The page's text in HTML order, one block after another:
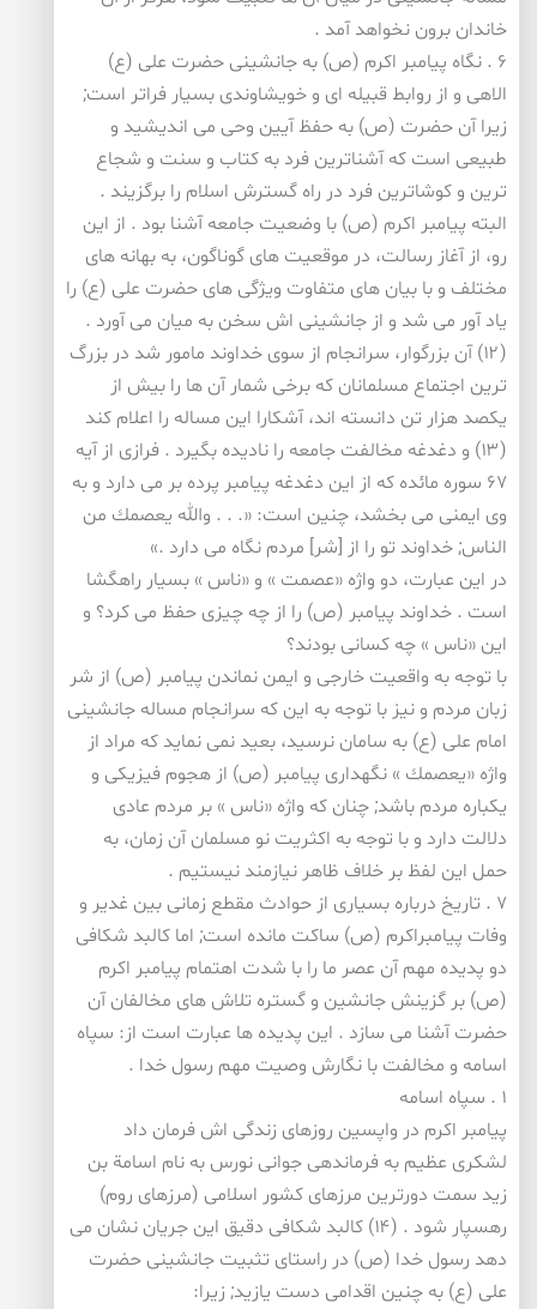
خاندان برون نخواهد آمد .
۶ . نگاه پیامبر اكرم (ص) به جانشینی حضرت علی (ع)
الاهی و از روابط قبیله ای و خویشاوندی بسیار فراتر است;
زیرا آن حضرت (ص) به حفظ آیین وحی می اندیشید و
طبیعی است كه آشناترین فرد به كتاب و سنت و شجاع
ترین و كوشاترین فرد در راه گسترش اسلام را برگزیند .
البته پیامبر اكرم (ص) با وضعیت جامعه آشنا بود . از این
رو، از آغاز رسالت، در موقعیت های گوناگون، به بهانه های
مختلف و با بیان های متفاوت ویژگی های حضرت علی (ع) را
یاد آور می شد و از جانشینی اش سخن به میان می آورد .
(۱۲) آن بزرگوار، سرانجام از سوی خداوند مامور شد در بزرگ
ترین اجتماع مسلمانان كه برخی شمار آن ها را بیش از
یكصد هزار تن دانسته اند، آشكارا این مساله را اعلام كند
(۱۳) و دغدغه مخالفت جامعه را نادیده بگیرد . فرازی از آیه
۶۷ سوره مائده كه از این دغدغه پیامبر پرده بر می دارد و به
وی ایمنی می بخشد، چنین است: «. . . والله یعصمك من
الناس; خداوند تو را از [شر] مردم نگاه می دارد .»
در این عبارت، دو واژه «عصمت » و «ناس » بسیار راهگشا
است . خداوند پیامبر (ص) را از چه چیزی حفظ می كرد؟ و
این «ناس » چه كسانی بودند؟
با توجه به واقعیت خارجی و ایمن نماندن پیامبر (ص) از شر
زبان مردم و نیز با توجه به این كه سرانجام مساله جانشینی
امام علی (ع) به سامان نرسید، بعید نمی نماید كه مراد از
واژه «یعصمك » نگهداری پیامبر (ص) از هجوم فیزیكی و
یكباره مردم باشد; چنان كه واژه «ناس » بر مردم عادی
دلالت دارد و با توجه به اكثریت نو مسلمان آن زمان، به
حمل این لفظ بر خلاف ظاهر نیازمند نیستیم .
۷ . تاریخ درباره بسیاری از حوادث مقطع زمانی بین غدیر و
وفات پیامبراكرم (ص) ساكت مانده است; اما كالبد شكافی
دو پدیده مهم آن عصر ما را با شدت اهتمام پیامبر اكرم
(ص) بر گزینش جانشین و گستره تلاش های مخالفان آن
حضرت آشنا می سازد . این پدیده ها عبارت است از: سپاه
اسامه و مخالفت با نگارش وصیت مهم رسول خدا .
۱ . سپاه اسامه
پیامبر اكرم در واپسین روزهای زندگی اش فرمان داد
لشكری عظیم به فرماندهی جوانی نورس به نام اسامة بن
زید سمت دورترین مرزهای كشور اسلامی (مرزهای روم)
رهسپار شود . (۱۴) كالبد شكافی دقیق این جریان نشان می
دهد رسول خدا (ص) در راستای تثبیت جانشینی حضرت
علی (ع) به چنین اقدامی دست یازید; زیرا: